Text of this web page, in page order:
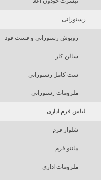
رستورانی
روپوش رستورانی و فست فود
سالن کار
ست کامل رستورانی
ملزومات رستورانی
لباس فرم اداری
شلوار فرم
مانتو فرم
ملزومات اداری